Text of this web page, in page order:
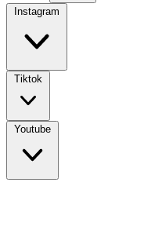
Instagram
Tiktok
Youtube